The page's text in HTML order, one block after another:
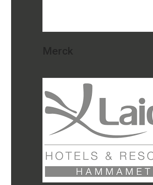
Merck